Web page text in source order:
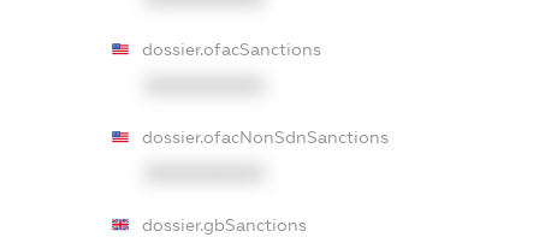
dossier.ofacSanctions
dossier.ofacNonSdnSanctions
dossier.gbSanctions